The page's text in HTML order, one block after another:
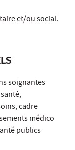
et/ou social.
soignantes
cadre
médico
publics